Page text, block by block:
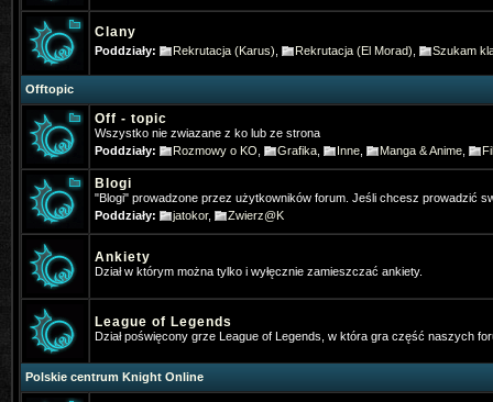
Clany
Poddziały: Rekrutacja (Karus) Rekrutacja (El Morad) Szukam
Offtopic
Off - topic
Wszystko nie zwiazane z ko lub ze strona
Poddziały:
Rozmowy o KO Grafika Inne Manga & Anime
Blogi
"Blogi" prowadzone przez użytkowników forum. Jeśli chcesz prowadzić
Poddziały:
jatokor, Zwierz@K
Ankiety
Dział w którym można tylko i wyłęcznie zamieszczać ankiety.
League of Legends
Dział poświęcony grze League of Legends, w która gra część naszych
Polskie centrum Knight Online
4Dominik- 2025-02-11 19:31:52
TheFlash
Chłopaki zapraszam was ⚔️KO-
& HD CLIENT ⏩BETA:21 Mart
✅MEDIUM FARM✅
- 2025-07-13 07:35:03
Gdzie Pogo grasz
Gloria- 2025-07-19 21:43:59
Jak się nazywało forum